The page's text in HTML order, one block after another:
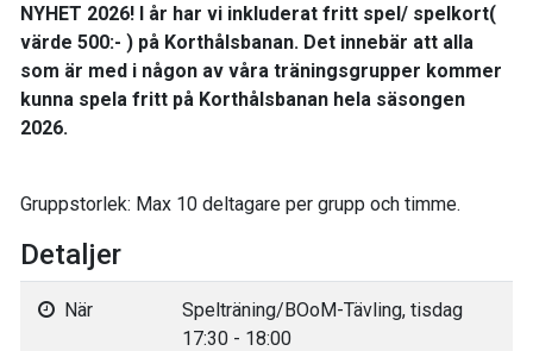
NYHET 2026! I år har vi inkluderat fritt spel/ spelkort(
värde 500:- ) på Korthålsbanan. Det innebär att alla
som är med i någon av våra träningsgrupper kommer
kunna spela fritt på Korthålsbanan hela säsongen
2026.
Gruppstorlek: Max 10 deltagare per grupp och timme.
Detaljer
När
Spelträning/BOoM-Tävling, tisdag
17:30 - 18:00